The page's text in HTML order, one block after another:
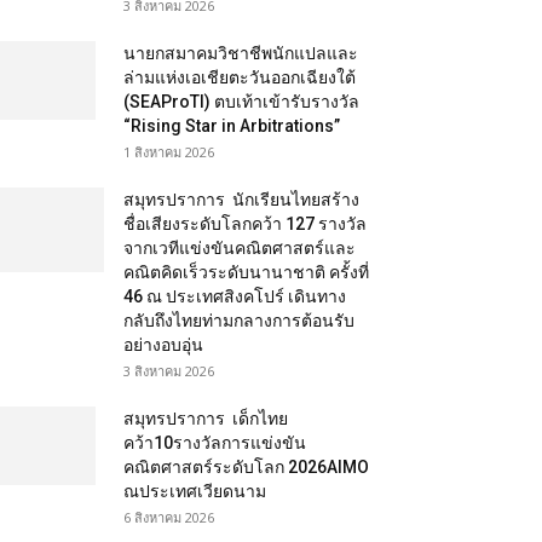
3 สิงหาคม 2026
นายกสมาคมวิชาชีพนักแปลและ
ล่ามแห่งเอเชียตะวันออกเฉียงใต้
(SEAProTI) ตบเท้าเข้ารับรางวัล
“Rising Star in Arbitrations”
1 สิงหาคม 2026
สมุทรปราการ นักเรียนไทยสร้าง
ชื่อเสียงระดับโลกคว้า 127 รางวัล
จากเวทีแข่งขันคณิตศาสตร์และ
คณิตคิดเร็วระดับนานาชาติ ครั้งที่
46 ณ ประเทศสิงคโปร์ เดินทาง
กลับถึงไทยท่ามกลางการต้อนรับ
อย่างอบอุ่น
3 สิงหาคม 2026
สมุทรปราการ เด็กไทย
คว้า10รางวัลการแข่งขัน
คณิตศาสตร์ระดับโลก 2026AIMO
ณประเทศเวียดนาม
6 สิงหาคม 2026